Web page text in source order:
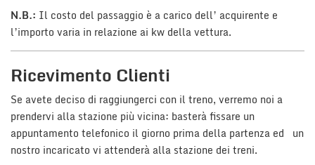
N.B.: Il costo del passaggio è a carico dell’ acquirente e
l’importo varia in relazione ai kw della vettura.
Ricevimento Clienti
Se avete deciso di raggiungerci con il treno, verremo noi a
prendervi alla stazione più vicina: basterà fissare un
appuntamento telefonico il giorno prima della partenza ed un
nostro incaricato vi attenderà alla stazione dei treni.